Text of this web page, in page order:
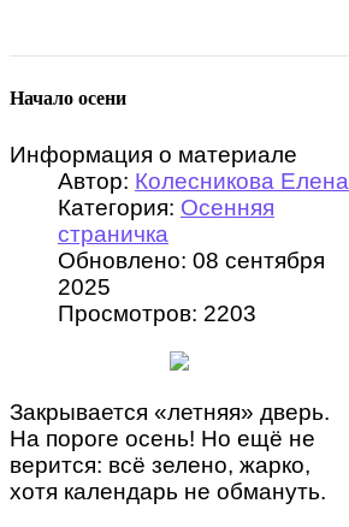
Начало осени
Информация о материале
Автор: Колесникова Елена
Категория: Осенняя
страничка
Обновлено: 08 сентября
2025
Просмотров: 2203
Закрывается «летняя» дверь.
На пороге осень! Но ещё не
верится: всё зелено, жарко,
хотя календарь не обмануть.